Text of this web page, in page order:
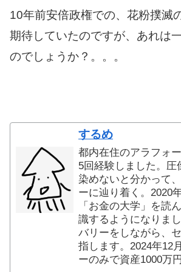
10年前安倍政権での、花粉撲滅
期待していたのですが、あれは
のでしょうか？。。。
するめ
都内在住のアラフォ
5回経験しました。圧
染めないと分かって
ーに辿り着く。2020
「お金の大学」を読
識するようになりま
バリーをしながら、
指します。2024年12
ーのみで資産1000万